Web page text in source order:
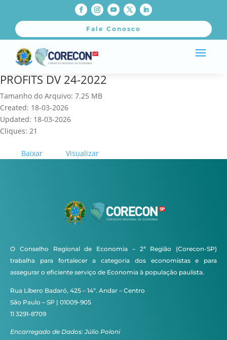
Fale Conosco
PROFITS DV 24-2022
Tamanho do Arquivo: 7.25 MB
Created: 18-03-2026
Updated: 18-03-2026
Cliques: 21
Baixar Visualizar
O Conselho Regional de Economia – 2ª Região (Corecon-SP)
trabalha para fortalecer a categoria dos economistas e para
assegurar o eficiente serviço de Economia à população paulista.
Rua Líbero Badaró, 425 – 14º. Andar – Centro
São Paulo – SP | 01009-905
11 3291-8709
Encarregado de Dados: Júlio Poloni